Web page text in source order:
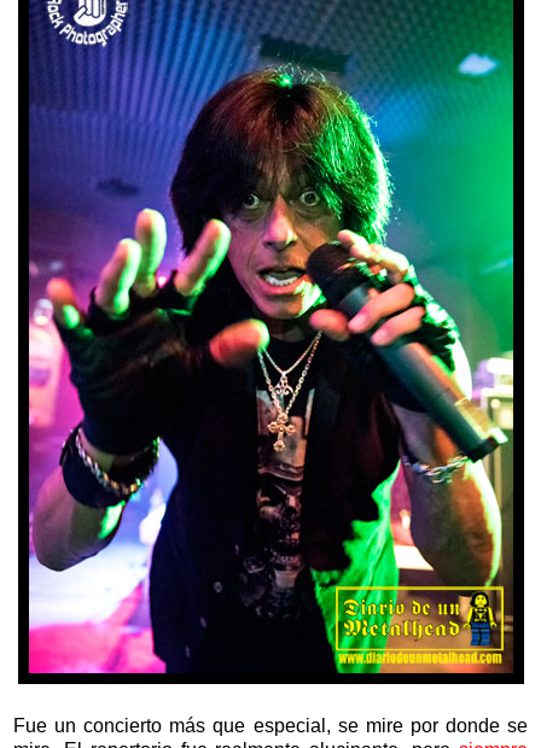
Fue un concierto más que especial, se mire por donde se